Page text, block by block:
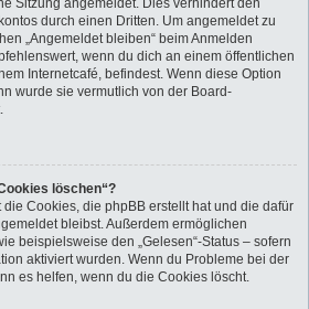
Sitzung angemeldet. Dies verhindert den
durch einen Dritten. Um angemeldet zu
„Angemeldet bleiben“ beim Anmelden
wenn du dich an einem öffentlichen
Internetcafé, befindest. Wenn diese Option
wurde sie vermutlich von der Board-
löschen“?
die Cookies, die phpBB erstellt hat und die dafür
bleibst. Außerdem ermöglichen
beispielsweise den „Gelesen“-Status – sofern
aktiviert wurden. Wenn du Probleme bei der
es helfen, wenn du die Cookies löscht.